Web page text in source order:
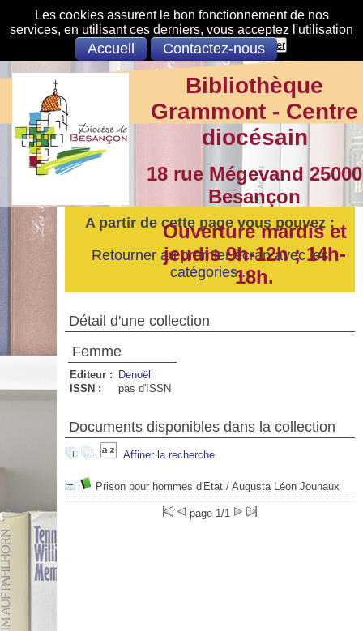
Les cookies assurent le bon fonctionnement de nos
services, en utilisant ces derniers, vous acceptez l'utilisation
des cookies.
S'opposer Accepter
Accueil Contactez-nous
A partir de cette page vous pouvez :
Retourner au premier écran avec les
catégories...
Détail d'une collection
Femme
Editeur :
Denoël
ISSN :
pas d'ISSN
Documents disponibles dans la collection
Affiner la recherche
Prison pour hommes d'Etat/ Augusta Léon Jouhaux
page 1/1
Bibliothèque
Grammont - Centre
diocésain
18 rue Mégevand 25000
Besançon
Ouverture mardis et
jeudis 9h-12h ; 14h-
18h.